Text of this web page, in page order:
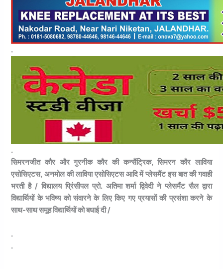
.
.
सिमरनजीत कौर और गुरनीक कौर की कन्सैंट्रिक, सिमरन कौर लाविया
एसोसिएटस, अनमोल की लाविया एसोसिएटस आदि में प्लेसमैंट इस बात की गवाही
भरती है / विद्यालय प्रिंसीपल प्रो. अतिमा शर्मा द्विवेदी ने प्लेसमैंट सैल द्वारा
विद्यार्थियों के भविष्य को संवारने के लिए किए गए प्रयासों की प्रसंशा करने के
साथ-साथ समूह विद्यार्थियों को बधाई दी /
.
.